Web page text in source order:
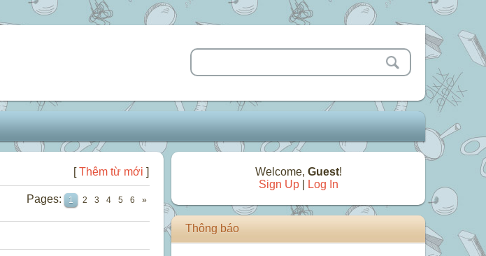
[Thêm từ mới ]
Pages: 1 2 3 4 5 6 »
Welcome, Guest!
Sign Up| Log In
Thông báo